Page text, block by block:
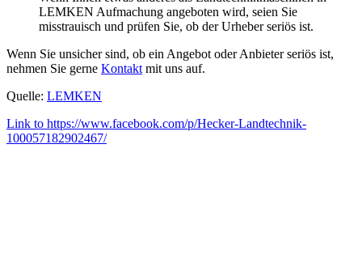
LEMKEN Aufmachung angeboten wird, seien Sie
misstrauisch und prüfen Sie, ob der Urheber seriös ist.
Wenn Sie unsicher sind, ob ein Angebot oder Anbieter seriös ist,
nehmen Sie gerne Kontakt mit uns auf.
Quelle: LEMKEN
Link to https://www.facebook.com/p/Hecker-Landtechnik-
100057182902467/